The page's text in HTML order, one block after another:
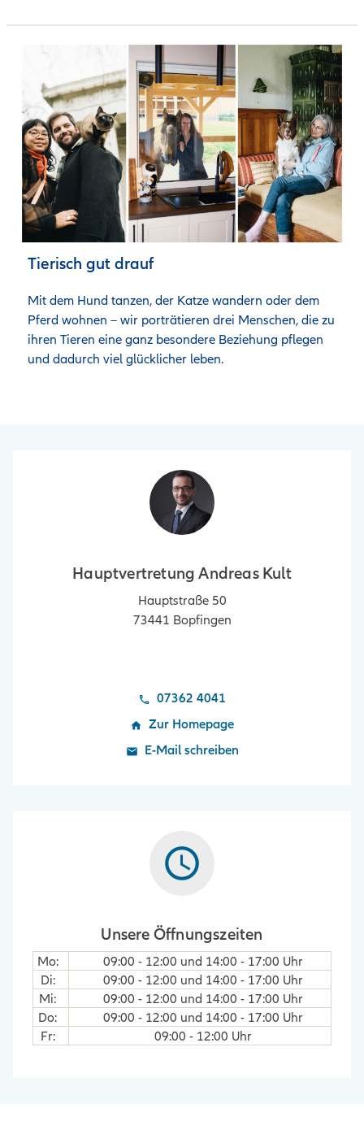
Tierisch gut drauf
Mit dem Hund tanzen, der Katze wandern oder dem
Pferd wohnen – wir porträtieren drei Menschen, die zu
ihren Tieren eine ganz besondere Beziehung pflegen
und dadurch viel glücklicher leben.
Hauptvertretung Andreas Kult
Hauptstraße 50
73441 Bopfingen
07362 4041
Zur Homepage
E-Mail schreiben
Unsere Öffnungszeiten
Mo: 09:00 - 12:00 und 14:00 - 17:00 Uhr
Di: 09:00 - 12:00 und 14:00 - 17:00 Uhr
Mi: 09:00 - 12:00 und 14:00 - 17:00 Uhr
Do: 09:00 - 12:00 und 14:00 - 17:00 Uhr
Fr: 09:00 - 12:00 Uhr